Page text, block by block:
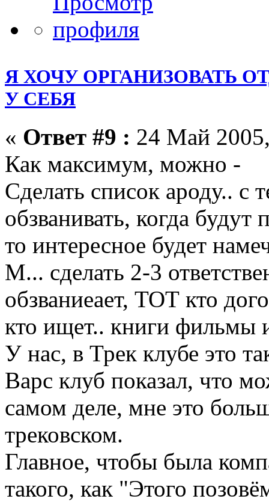
Я ХОЧУ ОРГАНИЗОВАТЬ
У СЕБЯ
« Ответ #9 : 24 Май
Как максимум, можно -
Сделать список ароду.. с
обзванивать, когда
то интересное будет
М... сделать 2-3
обзваниеает, ТОТ кто
кто ищет.. книги фильмы
У нас, в Трек клубе это
Варс клуб показал, что
самом деле, мне это
трековском.
Главное, чтобы была
такого, как "Этого